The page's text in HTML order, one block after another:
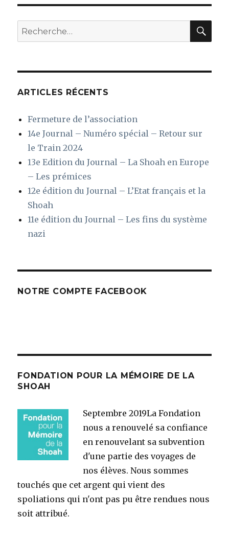
articles
ÉDE
NTE
Recherche
pour
ARTICLES RÉCENTS
Fermeture de l’association
14e Journal – Numéro spécial – Retour sur
le Train 2024
13e Edition du Journal – La Shoah en Europe
– Les prémices
12e édition du Journal – L’Etat français et la
Shoah
11e édition du Journal – Les fins du système
nazi
NOTRE COMPTE FACEBOOK
FONDATION POUR LA MÉMOIRE DE LA
SHOAH
Septembre 2019La Fondation
nous a renouvelé sa confiance
en renouvelant sa subvention
d'une partie des voyages de
nos élèves. Nous sommes
touchés que cet argent qui vient des
spoliations qui n'ont pas pu être rendues nous
soit attribué.